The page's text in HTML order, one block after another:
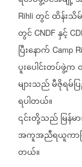
Rihli တွင်ထိန်းသိ
တွင် CNDF နှင့်
ပြီးနောက် Camp
ပူးပေါင်းတပ်ဖွဲ့က
များသည်မီဇိုရမ်
ရပါတယ်။
၎င်းတို့သည်မြန်
အကူအညီရယူကာပ
တယ်။